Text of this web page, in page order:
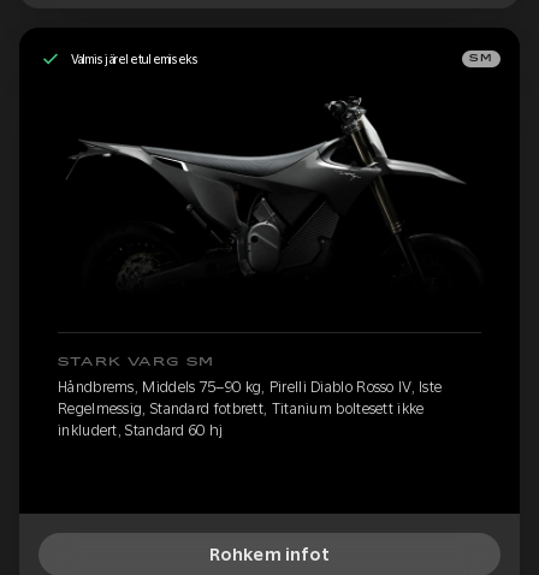
Valmis järeletulemiseks SM
STARK VARG SM
Håndbrems, Middels 75–90 kg, Pirelli Diablo Rosso IV, Iste
Regelmessig, Standard fotbrett, Titanium boltesett ikke
inkludert, Standard 60 hj
Rohkem infot